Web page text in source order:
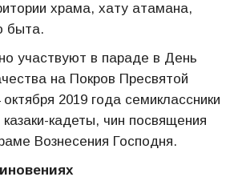
храма, хату атамана,
быта.
участвуют в параде в День
на Покров Пресвятой
2019 года семиклассники
кадеты, чин посвящения
Вознесения Господня.